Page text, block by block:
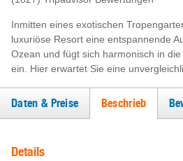
Inmitten eines exotischen
luxuriöse Resort eine entspannende
Ozean und fügt sich harmonisch in
ein. Hier erwartet Sie eine
Daten & Preise Beschrieb
Details